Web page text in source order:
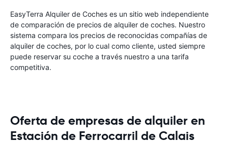
EasyTerra Alquiler de Coches es un sitio web independiente
de comparación de precios de alquiler de coches. Nuestro
sistema compara los precios de reconocidas compañías de
alquiler de coches, por lo cual como cliente, usted siempre
puede reservar su coche a través nuestro a una tarifa
competitiva.
Oferta de empresas de alquiler en
Estación de Ferrocarril de Calais